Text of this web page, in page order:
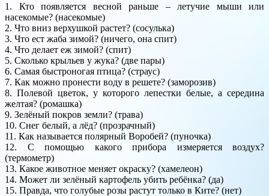
1. Кто появляется весной раньше – летучие мыши или
насекомые? (насекомые)
2. Что вниз верхушкой растет? (сосулька)
3. Что ест жаба зимой? (ничего, она спит)
4. Что делает еж зимой? (спит)
5. Сколько крыльев у жука? (две пары)
6. Самая быстроногая птица? (страус)
7. Как можно пронести воду в решете? (заморозив)
8. Полевой цветок, у которого лепестки белые, а середина
желтая? (ромашка)
9. Зелёный покров земли? (трава)
10. Снег белый, а лёд? (прозрачный)
11. Как называется полярный Воробей? (пуночка)
12. С помощью какого прибора измеряется воздух?
(термометр)
13. Какое животное меняет окраску? (хамелеон)
14. Может ли зелёный картофель убить ребёнка? (да)
15. Правда, что голубые розы растут только в Ките? (нет)